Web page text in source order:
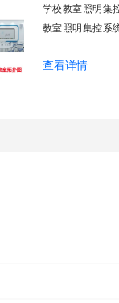
学校教室照明集
教室照明集控系
关、按需调光、
查看详情